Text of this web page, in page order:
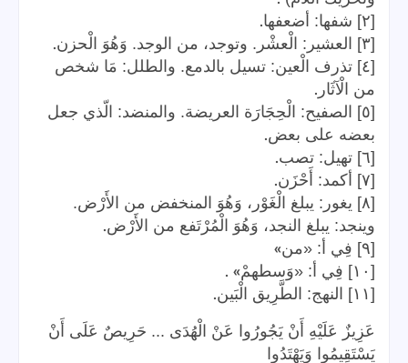
[٢] شفها: أضعفها .
[٣] العشير: الْعشْر. وتوجد، من الوجد. وَهُوَ الْحزن .
[٤] تذرف الْعين: تسيل بالدمع. والطلل: مَا شخص
من الْآثَار .
[٥] الصفيح: الْحِجَارَة العريضة. والمنضد: الّذي جعل
بعضه على بعض.
[٦] تهيل: تصب .
[٧] أكمد: أَحْزَن .
[٨] يغور: يبلغ الْغَوْر، وَهُوَ المنخفض من الأَرْض.
وينجد: يبلغ النجد، وَهُوَ الْمُرْتَفع من الأَرْض.
[٩] فِي أ: «من »
[١٠] فِي أ: «وَسطهمْ » .
[١١] النهج: الطَّرِيق الْبَين .
عَزِيزٌ عَلَيْهِ أَنْ يَجُورُوا عَنْ الْهُدَى ... حَرِيصٌ عَلَى أَنْ
يَسْتَقِيمُوا وَيَهْتَدُوا